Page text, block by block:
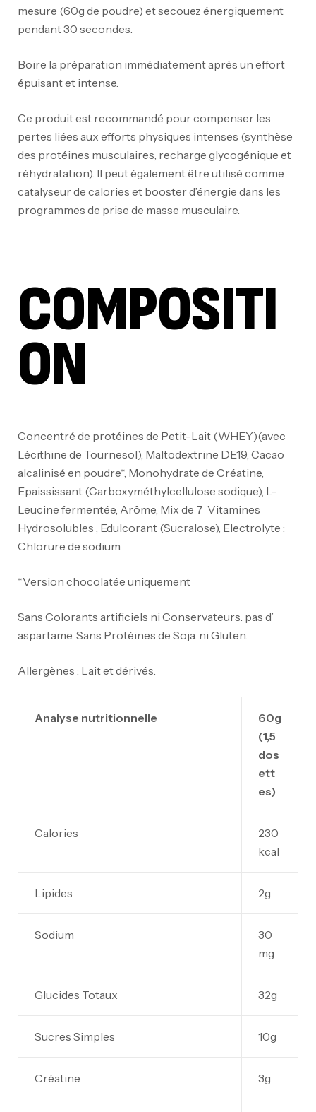
mesure (60g de poudre) et secouez énergiquement
pendant 30 secondes.
Boire la préparation immédiatement après un effort
épuisant et intense.
Ce produit est recommandé pour compenser les
pertes liées aux efforts physiques intenses (synthèse
des protéines musculaires, recharge glycogénique et
réhydratation). Il peut également être utilisé comme
catalyseur de calories et booster d’énergie dans les
programmes de prise de masse musculaire.
COMPOSITI
ON
Concentré de protéines de Petit-Lait (WHEY)(avec
Lécithine de Tournesol), Maltodextrine DE19, Cacao
alcalinisé en poudre*, Monohydrate de Créatine,
Epaississant (Carboxyméthylcellulose sodique), L-
Leucine fermentée, Arôme, Mix de 7 Vitamines
Hydrosolubles , Edulcorant (Sucralose), Electrolyte :
Chlorure de sodium.
*Version chocolatée uniquement
Sans Colorants artificiels ni Conservateurs. pas d’
aspartame. Sans Protéines de Soja. ni Gluten.
Allergènes : Lait et dérivés.
Analyse nutritionnelle
60g
(1,5
dos
ett
es)
Calories
230
kcal
Lipides 2g
Sodium
30
mg
Glucides Totaux 32g
Sucres Simples 10g
Créatine 3g